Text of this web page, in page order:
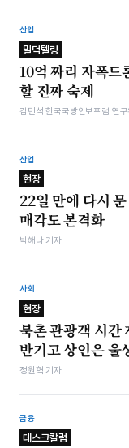
산업
밀덕텔링
10억 짜리 자폭드
할 진짜 숙제
김민석 한국국방안보포럼 연구
산업
현장
22일 만에 다시
매각도 본격화
박해나 기자
사회
현장
북촌 관광객 시간
반기고 상인은 울
정원혁 기자
금융
데스크칼럼